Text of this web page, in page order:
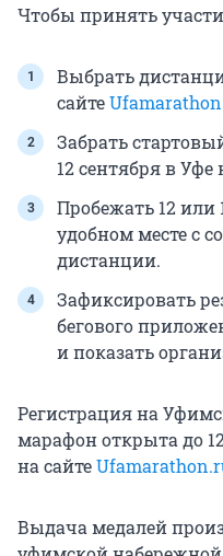
Чтобы принять
Выбрать
сайте
Забрать
12 сентября в Уфе
Пробежать 12 или
удобном месте с
дистанции.
Зафиксировать
бегового
и показать
Регистрация на
марафон открыта до
на сайте
Выдача медалей